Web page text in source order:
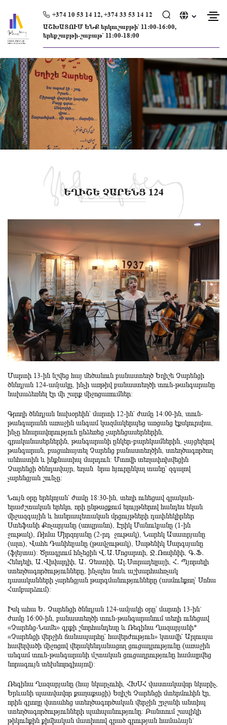
content
+374 10 53 14 12, +374 33 53 14 12
ԱՇԽԱՏՈՒՄ ԵՆՔ երկուշաբթի՝ 11։00-16։00,
երեքշաբթի-շաբաթ՝ 11։00-18։00
ԵՂԻՇԵ ՉԱՐԵՆՑ 124
Մարտի 13-ին նշվեց հայ մեծանուն բանաստեղծ Եղիշե Չարենցի
ծննդյան 124-ամյակը, ինչի առթիվ բանաստեղծի տուն-թանգարանը
նախաձեռնել էր մի շարք միջոցառումներ։
Գրողի ծննդյան նախօրեին՝ մարտի 12-ին՝ ժամը 14։00-ին, տուն-
թանգարանն առաջին անգամ կազմակերպեց առցանց էքսկուրսիա,
ինչը հնարավորություն ընձեռեց չարենցասերներին,
գրականասերներին, թանգարանի ընկեր-բարեկամներին, չայցելելով
թանգարան, բացահայտել Չարենց բանաստեղծին, ստեղծագործող
անհատին և ինքնատիպ մարդուն: Մտովի տեղափոխվեցին
Չարենցի ծննդավայր, եղան նրա հյուրընկալ տանը՝ զգալով
չարենցյան շունչը:
Նույն օրը երեկոյան՝ ժամը 18։30-ին, տեղի ունեցավ գրական-
երաժշտական երեկո, որի ընթացքում ելույթներով հանդես եկան
միջազգային և հանրապետական մրցույթների դափնեկիրներ
Ստեֆանի Քոչարյանը (սոպրանո), Էրիկ Մանուկյանը (1-ին
ջութակ), Ռիմա Միրզոյանը (2-րդ ջութակ), Նարեկ Ասատրյանը
(ալտ), Վահե Դանիելյանը (թավջութակ), Սաթենիկ Սարգսյանը
(ֆլեյտա)։ Ծրագրում հնչեցին Վ․Ա․Մոցարտի, Ջ․Ռոսինիի, Գ․Ֆ․
Հենդելի, Ա․Վիվալդիի, Ա․ Չեստիի, Ալ․Ստրադելլայի, Հ․ Պյորսելի
ստեղծագործությունները, ինչպես նաև աշխարհահռչակ
դասականների չարենցյան թարգմանությունները (ասմունքող՝ Սոնա
Համբարձում)։
Իսկ ահա Ե․ Չարենցի ծննդյան 124-ամյակի օրը՝ մարտի 13-ին`
ժամը 16։00-ին, բանաստեղծի տուն-թանգարանում տեղի ունեցավ
«Չարենց-Նամե» գրքի շնորհանդեսը և Ռեգինա Ղազարյանի*
«Չարենցի վերջին ճանապարհը՝ հավերժություն» կտավի՝ Արլուպա
հավելվածի միջոցով վերակենդանացող ցուցադրությունը (առաջին
անգամ տուն-թանգարանի մշտական ցուցադրությունը համալրվեց
նորագույն տեխնոլոգիայով)։
Ռեգինա Ղազարյանը (հայ նկարչուհի, ՀԽՍՀ վաստակավոր նկարիչ,
Երևանի պատվավոր քաղաքացի) Եղիշե Չարենցի մտերմուհին էր,
որին գրողը վստահեց ստեղծագործական վերջին շրջանի անտիպ
ստեղծագործությունների պահպանությունը: Բանտում շապիկի
թիկունքին քիմիական մատիտով գրած գրության համաձայն`